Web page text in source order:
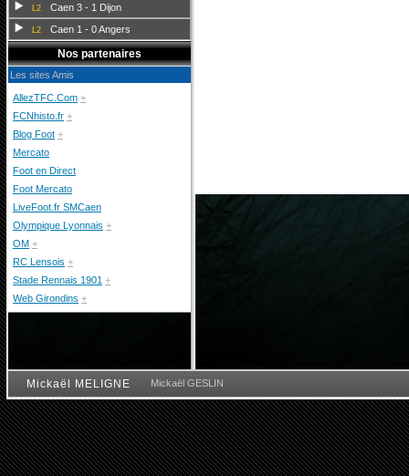
L2 Caen 3 - 1 Dijon
L2 Caen 1 - 0 Angers
Nos partenaires
Les sites Amis
AllezTFC.Com +
FCNhisto.fr +
Blog Foot +
Mercato
Foot en Direct
Foot Mercato
LiveFoot.fr SMCaen
Olympique Lyonnais +
OM +
RC Lensois +
Stade Rennais 1901 +
Web Girondins +
Mickaël MELIGNE Mickaël GESLIN